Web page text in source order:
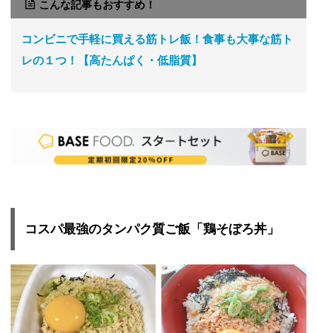
こんな記事もおすすめ！
コンビニで手軽に買える筋トレ飯！食事も大事な筋ト
レの１つ！【高たんぱく・低脂質】
コスパ最強のタンパク質ご飯「鶏そぼろ丼」